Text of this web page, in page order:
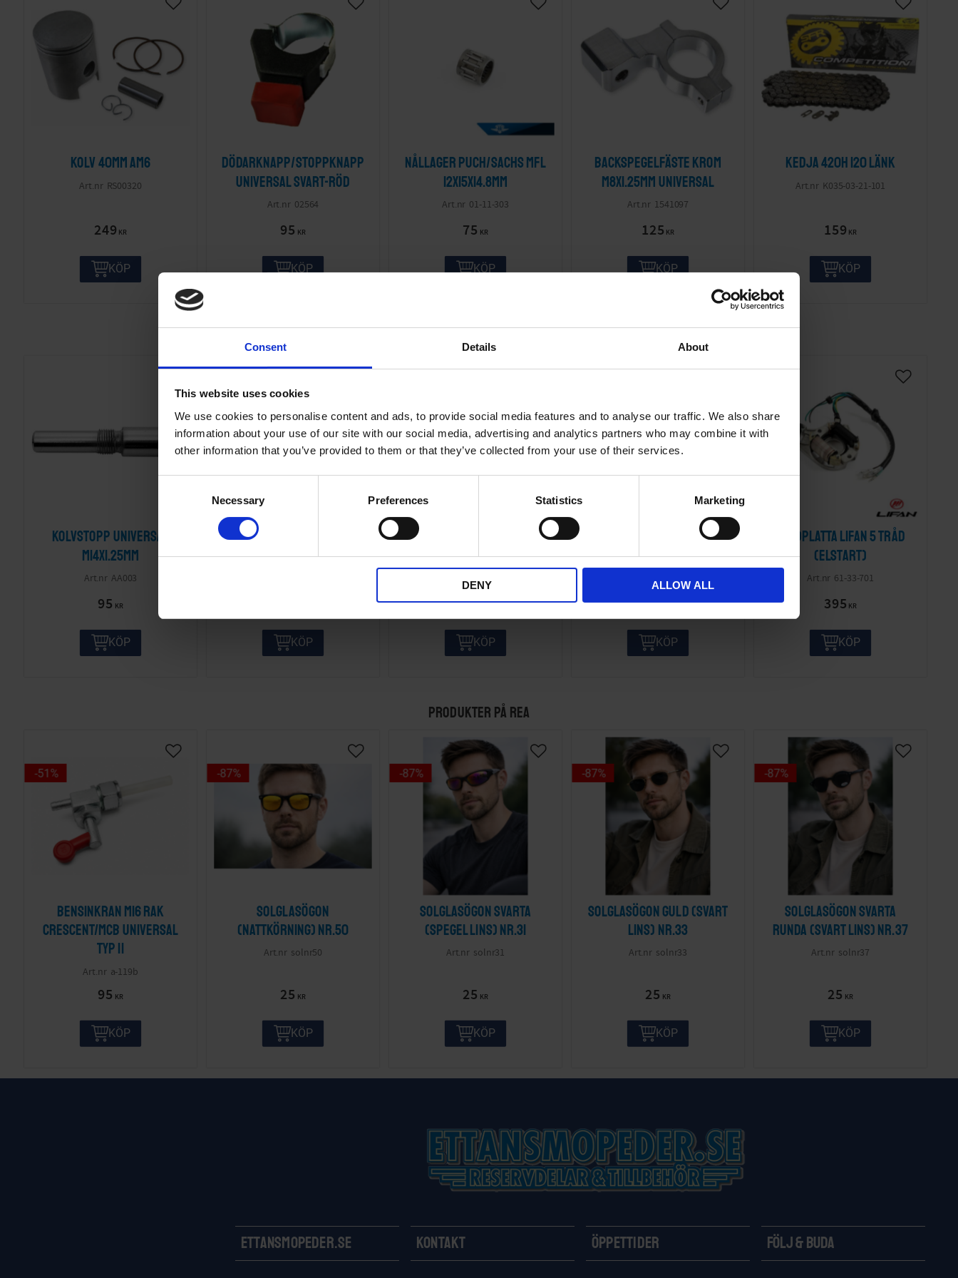
Consent Details About
This website uses cookies
We use cookies to personalise content and ads, to provide social media features and to analyse our traffic. We also share
information about your use of our site with our social media, advertising and analytics partners who may combine it with
other information that you’ve provided to them or that they’ve collected from your use of their services.
s
e
Necessary Preferences Statistics Marketing
DENY ALLOW ALL
Kolv 40mm AM6
RS00320
249 KR
KÖP
Dödarknapp/Stoppknapp
Universal svart-röd
02564
95 KR
KÖP
Nållager Puch/Sachs mfl
12x15x14.8mm
01-11-303
75 KR
KÖP
Backspegelfäste krom
M8x1.25mm Universal
1541097
125 KR
KÖP
Kedja 420H 120 länk
K035-03-21-101
159 KR
KÖP
Kolvstopp Universal
M14x1.25mm
AA003
95 KR
KÖP
Avdragare M24/M27x1
Japanska modeller
KÖP
Nippelpaket 16 delar
Universal
W029
195
KÖP
Ljusomkopplare 3vägs
Universal
SR004-IM
249
KÖP
Tändplatta Lifan 5 tråd
(elstart)
61-33-701
395 KR
KÖP
PRODUKTER PÅ REA
Bensinkran M16 Rak
Crescent/MCB Universal
Typ II
a-119b
95 KR
51 %
KÖP
Solglasögon
(nattkörning) nr.50
solnr50
25 KR
87%
KÖP
Solglasögon svarta
(spegel lins) nr.31
solnr31
25 KR
87%
KÖP
Solglasögon guld (svart
lins) nr.33
solnr33
25 KR
87%
KÖP
Solglasögon svarta
runda (svart lins) nr.37
solnr37
25 KR
87%
KÖP
Ettansmopeder.se Kontakt Öppettider Följ & Buda